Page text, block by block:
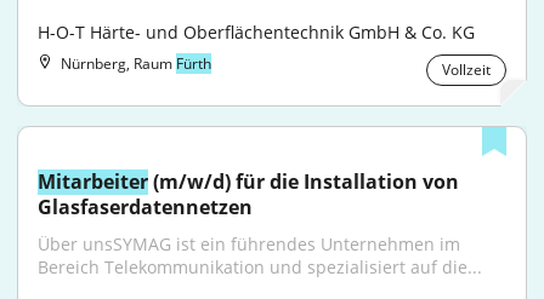
H-O-T Härte- und Oberflächentechnik GmbH & Co. KG
Nürnberg, Raum Fürth Vollzeit
Mitarbeiter (m/w/d) für die Installation von
Glasfaserdatennetzen
Über unsSYMAG ist ein führendes Unternehmen im
Bereich Telekommunikation und spezialisiert auf die...